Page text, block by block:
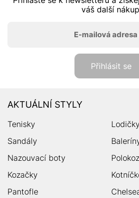
váš další
E-mailová adresa
Přihlásit se
AKTUÁLNÍ STYLY
Tenisky
Lodičky
Sandály
Nazouvací boty
Kozačky
Pantofle